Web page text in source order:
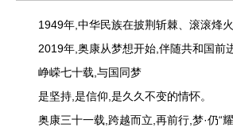
1949年,中华民族在披荆斩棘、滚滚烽
2019年,奥康从梦想开始,伴随共和国前
峥嵘七十载,与国同梦
是坚持,是信仰,是久久不变的情怀。
奥康三十一载,跨越而立,再前行,梦·仍“